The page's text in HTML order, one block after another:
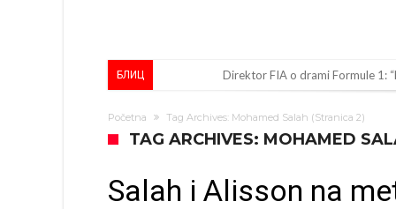
БЛИЦ Direktor FIA o drami Formule 1:
Prva ponuda za Rafaela Leaa –
Veliki udarac za Barcelonu:
Početna Tag Archives: Mohamed Salah (Stranica 2)
TAG ARCHIVES: MOHAMED
Salah i Alisson na